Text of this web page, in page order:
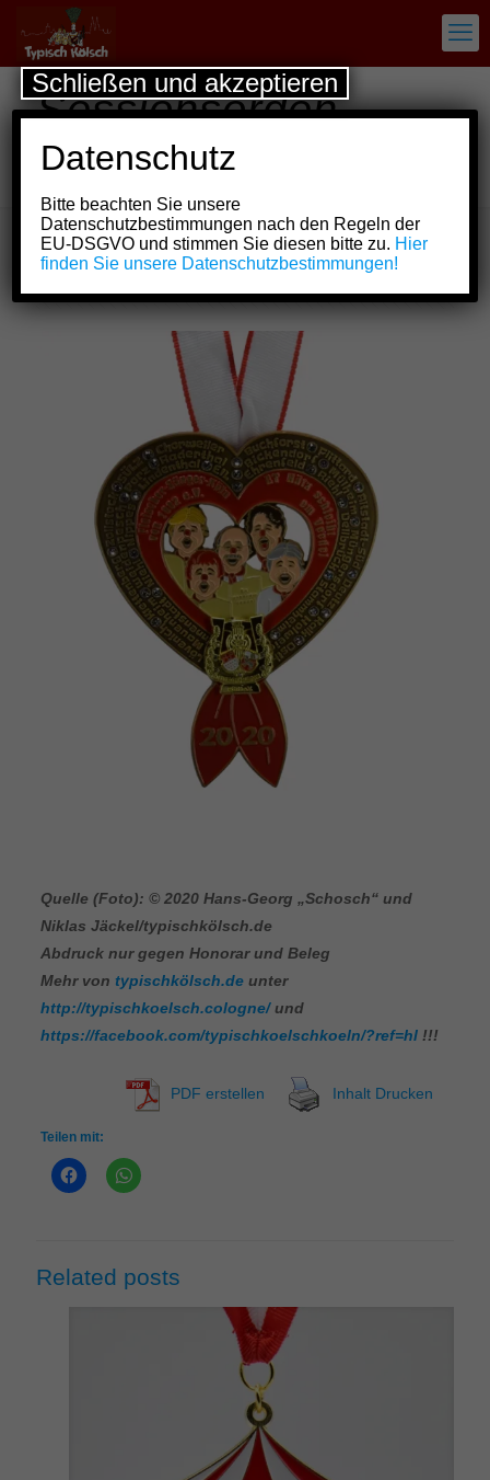
Sessionsorden
Fleischer-Sänger-
Köln von 1902 e.V.
Quelle (Foto): © 2020 Hans-Georg „Schosch“ und
Niklas Jäckel/typischkölsch.de
Abdruck nur gegen Honorar und Beleg
Mehr von typischkölsch.deunter
http://typischkoelsch.cologne/und
https://facebook.com/typischkoelschkoeln/?ref=hl!!!
PDF erstellen Inhalt Drucken
Teilen mit:
Related posts
Datenschutz
Bitte beachten Sie unsere
Datenschutzbestimmungen nach den Regeln der
EU-DSGVO und stimmen Sie diesen bitte zu. Hier
finden Sie unsere Datenschutzbestimmungen!
Schließen und akzeptieren